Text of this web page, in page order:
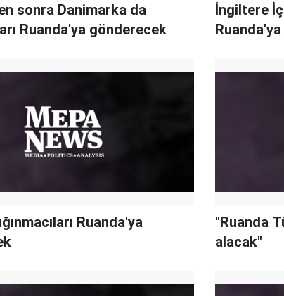
sonra Danimarka da
Ruanda'ya gönderecek
İngiltere
Ruanda'ya
"Ruanda
alacak"